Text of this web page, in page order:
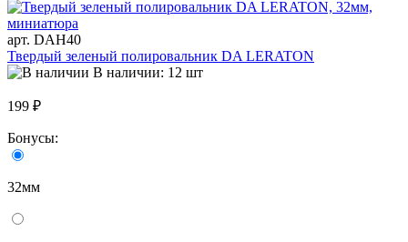
арт. DAH40
Твердый зеленый полировальник DA LERATON
В наличии: 12 шт
199 ₽
Бонусы:
32мм